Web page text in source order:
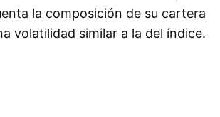
la composición de su cartera
volatilidad similar a la del índice.